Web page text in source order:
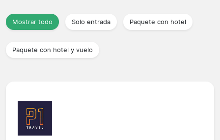
Mostrar todo Solo entrada Paquete con hotel
Paquete con hotel y vuelo